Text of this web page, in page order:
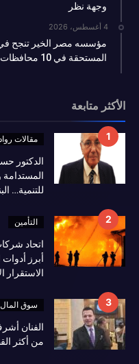
وجهة نظر
4 أغسطس، 2026
مؤسسه مصر الخير تنجح في
المستحقة في 10 محافظات
الأكثر متابعة
مقالات
الدكتور
المستدامة
للتنمية…
التأمين
اتحاد
أبرز أدوات
الاستقرار
سوق المال
الفنان
من أكثر